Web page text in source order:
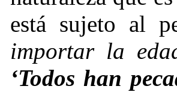
está sujeto al
importar la
‘Todos han